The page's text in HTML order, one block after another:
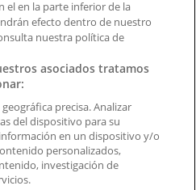
el en la parte inferior de la
efecto dentro de nuestro
nuestra política de
asociados tratamos
precisa. Analizar
del dispositivo para su
en un dispositivo y/o
personalizados,
investigación de